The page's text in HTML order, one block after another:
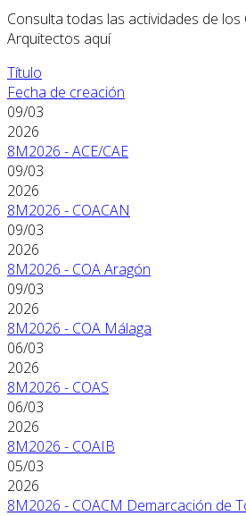
Consulta todas las actividades de los
Arquitectos aquí
Título
Fecha de creación
09/03
2026
8M2026 - ACE/CAE
09/03
2026
8M2026 - COACAN
09/03
2026
8M2026 - COA Aragón
09/03
2026
8M2026 - COA Málaga
06/03
2026
8M2026 - COAS
06/03
2026
8M2026 - COAIB
05/03
2026
8M2026 - COACM Demarcación de